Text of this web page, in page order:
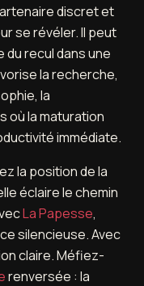
discret et
se révéler. Il peut
du recul dans une
la recherche,
la
où la maturation
immédiate.
la position de la
éclaire le chemin
La Papesse,
silencieuse. Avec
claire. Méfiez-
renversée : la